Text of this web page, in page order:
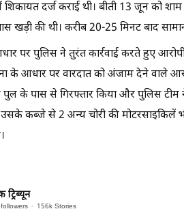
दर्ज कराई थी। बीती 13 जून को शाम
खड़ी की थी। करीब 20-25 मिनट बाद
पर पुलिस ने तुरंत कार्रवाई करते हुए
के आधार पर वारदात को अंजाम देने वाले
के पास से गिरफ्तार किया और पुलिस टीम
उसके कब्जे से 2 अन्य चोरी की मोटरसाइकिलें
ट्रिब्यून
followers 156k Stories